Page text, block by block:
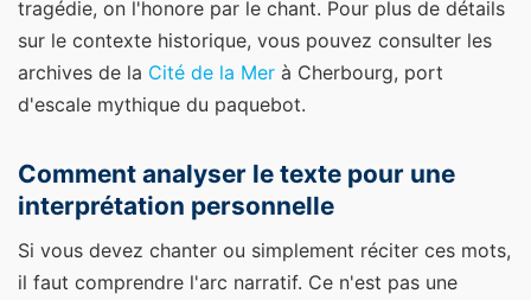
tragédie, on l'honore par le chant. Pour plus de détails
sur le contexte historique, vous pouvez consulter les
archives de la Cité de la Mer à Cherbourg, port
d'escale mythique du paquebot.
Comment analyser le texte pour une
interprétation personnelle
Si vous devez chanter ou simplement réciter ces mots,
il faut comprendre l'arc narratif. Ce n'est pas une